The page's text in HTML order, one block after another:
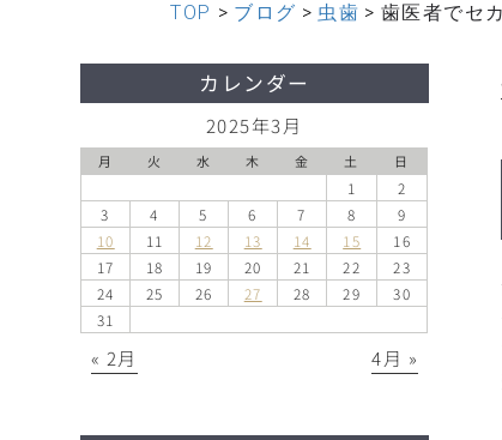
TOP > ブログ > 虫歯 > 歯医者でセ
カレンダー
2025年3月
月 火 水 木 金 土 日
1
2
3
4 5 6 7 8
9
10
11 12 13 14 15
16
17
18 19 20 21 22
23
24
25 26 27 28 29
30
31
« 2月 4月 »